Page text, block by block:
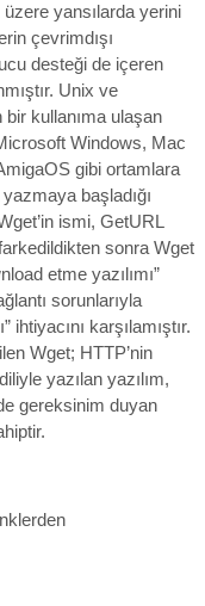
yansılarda yerini
çevrimdışı
desteği de içeren
Unix ve
bir kullanıma ulaşan
Windows, Mac
gibi ortamlara
yazmaya başladığı
ismi, GetURL
farkedildikten sonra Wget
etme yazılımı”
sorunlarıyla
karşılamıştır.
Wget; HTTP’nin
yazılan yazılım,
gereksinim duyan